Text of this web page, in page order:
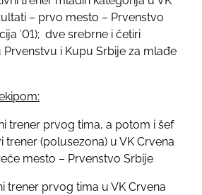
– prvo mesto – Prvenstvo
’01); dve srebrne i četiri
i Kupu Srbije za mlađe
trener prvog tima, a potom i šef
(polusezona) u VK Crvena
mesto – Prvenstvo Srbije
trener prvog tima u VK Crvena